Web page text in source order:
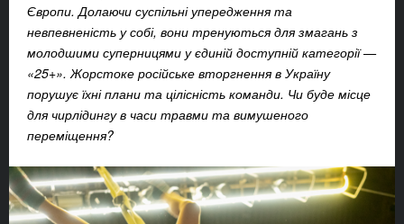
Європи. Долаючи суспільні упередження та
невпевненість у собі, вони тренуються для змагань з
молодшими суперницями у єдиній доступній категорії —
«25+». Жорстоке російське вторгнення в Україну
порушує їхні плани та цілісність команди. Чи буде місце
для чирлідингу в часи травми та вимушеного
переміщення?